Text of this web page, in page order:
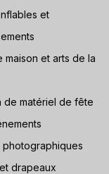
et
maison et arts de la
de matériel de fête
photographiques
drapeaux